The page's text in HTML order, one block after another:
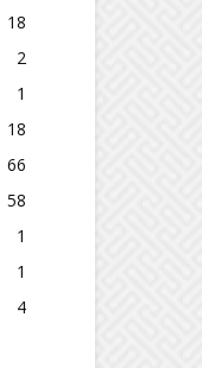
18
2
1
18
66
58
1
1
4